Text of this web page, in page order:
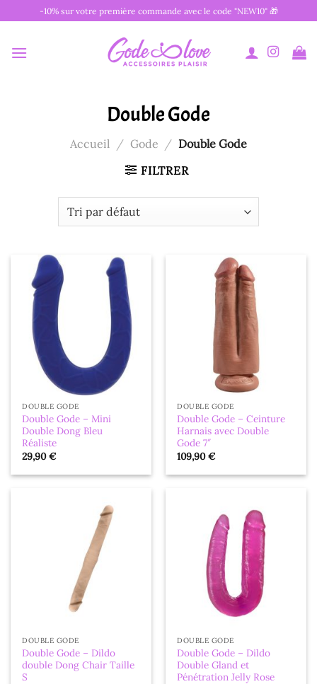
au
-10% sur votre première commande avec le code "NEW10" 🎁
Double Gode
Accueil / Gode / Double Gode
FILTRER
DOUBLE GODE
Double Gode – Mini
Double Dong Bleu
Réaliste
29,90€
DOUBLE GODE
Double Gode – Ceinture
Harnais avec Double
Gode 7″
109,90€
DOUBLE GODE
Double Gode – Dildo
double Dong Chair Taille
S
DOUBLE GODE
Double Gode – Dildo
Double Gland et
Pénétration Jelly Rose